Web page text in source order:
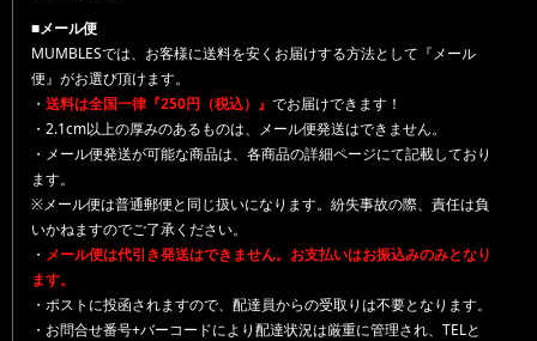
■メール便
MUMBLESでは、お客様に送料を安くお届けする方法として『メール
便』がお選び頂けます。
・ 送料は全国一律『250円（税込）』 でお届けできます！
・2.1cm以上の厚みのあるものは、メール便発送はできません。
・メール便発送が可能な商品は、各商品の詳細ページにて記載しており
ます。
※メール便は普通郵便と同じ扱いになります。紛失事故の際、責任は負
いかねますのでご了承ください。
・ メール便は代引き発送はできません。お支払いはお振込みのみとなり
ます。
・ポストに投函されますので、配達員からの受取りは不要となります。
・お問合せ番号+バーコードにより配達状況は厳重に管理され、TELと